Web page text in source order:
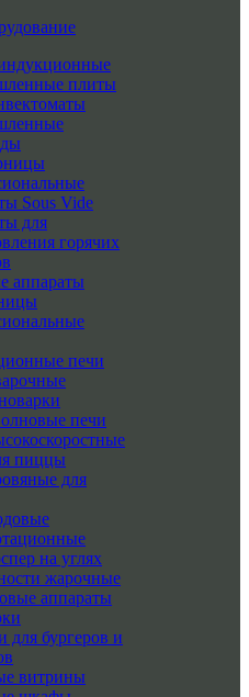
плиты
Sous Vide
для
горячих
аппараты
печи
печи
пиццы
для
на углях
жарочные
аппараты
для бургеров и
витрины